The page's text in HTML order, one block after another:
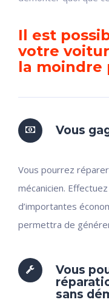
Il est
votre
la moindre
Vous
Vous pourrez
mécanicien.
d’importantes
permettra de
Vous
sans